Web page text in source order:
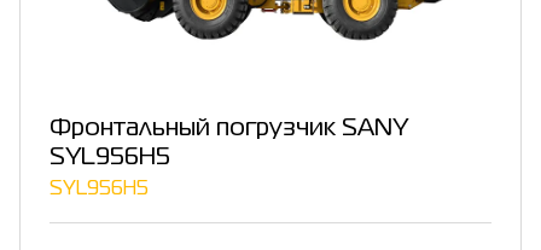
Фронтальный погрузчик SANY
SYL956H5
SYL956H5